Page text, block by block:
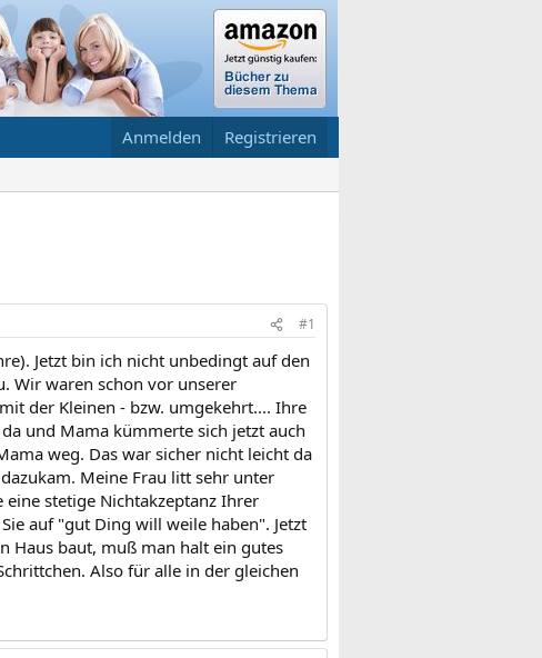
Anmelden Registrieren
#1
Jetzt bin ich nicht unbedingt auf den
Wir waren schon vor unserer
der Kleinen - bzw. umgekehrt.... Ihre
und Mama kümmerte sich jetzt auch
weg. Das war sicher nicht leicht da
Meine Frau litt sehr unter
eine stetige Nichtakzeptanz Ihrer
auf "gut Ding will weile haben". Jetzt
Haus baut, muß man halt ein gutes
Also für alle in der gleichen